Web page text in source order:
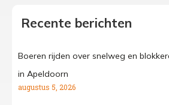
Recente berichten
Boeren rijden over snelweg en
in Apeldoorn
augustus 5, 2026